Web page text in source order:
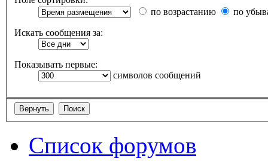
по возрастанию
по
Искать сообщения за:
Показывать первые:
символов сообщений
Список форумов